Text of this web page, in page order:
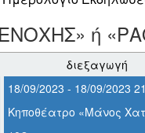
ή
διεξαγωγή
18/09/2023 - 18/09/2023
Κηποθέατρο «Μάνος